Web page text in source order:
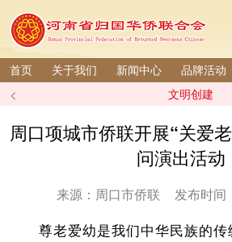
首页 关于我们 新闻中心 品牌活动
< 文明创建
周口项城市侨联开展“关爱
问演出活动
来源：周口市侨联 发布时间
尊老爱幼是我们中华民族的传